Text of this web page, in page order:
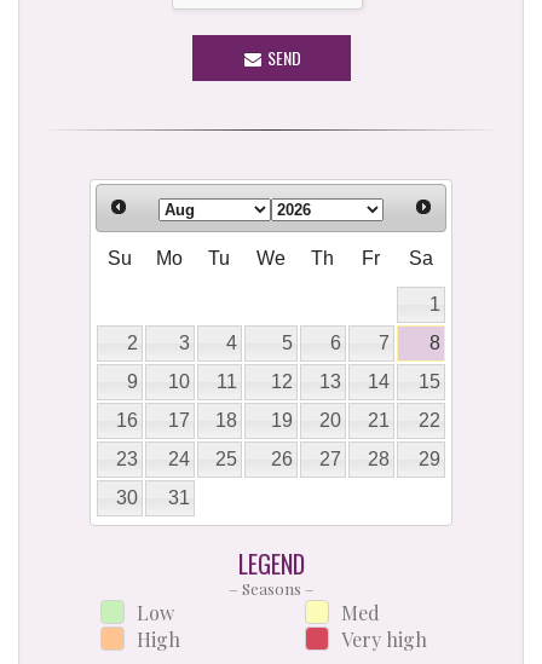
SEND
Su Mo Tu We Th Fr Sa
1
2
3 4 5 6 7
8
9
10 11 12 13 14
15
16
17 18 19 20 21
22
23
24 25 26 27 28
29
30
31
LEGEND
– Seasons –
Low
High
Med
Very high